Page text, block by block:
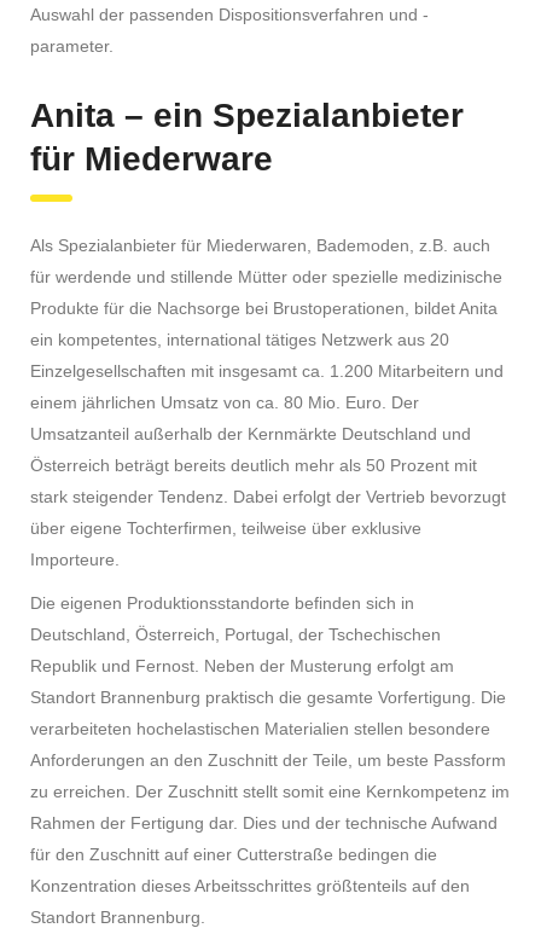
Auswahl der passenden Dispositionsverfahren und -
parameter.
Anita – ein Spezialanbieter
für Miederware
Als Spezialanbieter für Miederwaren, Bademoden, z.B. auch
für werdende und stillende Mütter oder spezielle medizinische
Produkte für die Nachsorge bei Brustoperationen, bildet Anita
ein kompetentes, international tätiges Netzwerk aus 20
Einzelgesellschaften mit insgesamt ca. 1.200 Mitarbeitern und
einem jährlichen Umsatz von ca. 80 Mio. Euro. Der
Umsatzanteil außerhalb der Kernmärkte Deutschland und
Österreich beträgt bereits deutlich mehr als 50 Prozent mit
stark steigender Tendenz. Dabei erfolgt der Vertrieb bevorzugt
über eigene Tochterfirmen, teilweise über exklusive
Importeure.
Die eigenen Produktionsstandorte befinden sich in
Deutschland, Österreich, Portugal, der Tschechischen
Republik und Fernost. Neben der Musterung erfolgt am
Standort Brannenburg praktisch die gesamte Vorfertigung. Die
verarbeiteten hochelastischen Materialien stellen besondere
Anforderungen an den Zuschnitt der Teile, um beste Passform
zu erreichen. Der Zuschnitt stellt somit eine Kernkompetenz im
Rahmen der Fertigung dar. Dies und der technische Aufwand
für den Zuschnitt auf einer Cutterstraße bedingen die
Konzentration dieses Arbeitsschrittes größtenteils auf den
Standort Brannenburg.